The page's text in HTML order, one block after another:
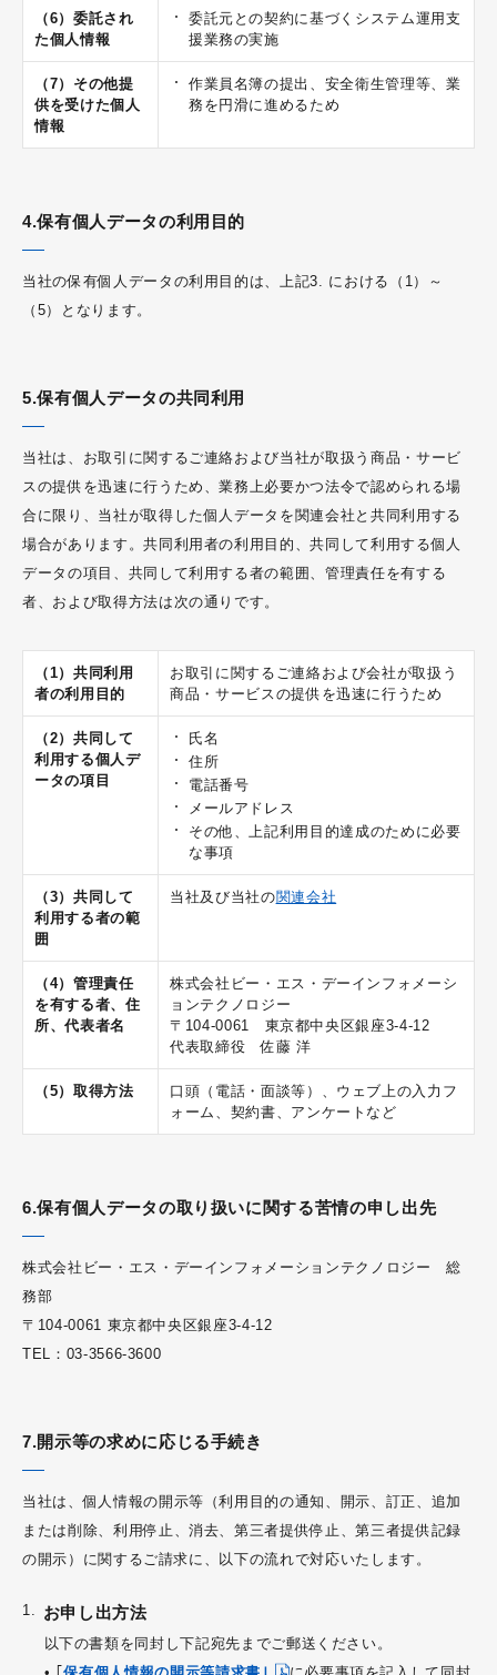
（6）委託され
た個人情報
委託元との契約に基づくシステム運用支
援業務の実施
（7）その他提
供を受けた個人
情報
作業員名簿の提出、安全衛生管理等、業
務を円滑に進めるため
4.保有個人データの利用目的
当社の保有個人データの利用目的は、上記3. における（1）～
（5）となります。
5.保有個人データの共同利用
当社は、お取引に関するご連絡および当社が取扱う商品・サービ
スの提供を迅速に行うため、業務上必要かつ法令で認められる場
合に限り、当社が取得した個人データを関連会社と共同利用する
場合があります。共同利用者の利用目的、共同して利用する個人
データの項目、共同して利用する者の範囲、管理責任を有する
者、および取得方法は次の通りです。
（1）共同利用
者の利用目的
お取引に関するご連絡および会社が取扱う
商品・サービスの提供を迅速に行うため
（2）共同して
利用する個人デ
ータの項目
氏名
住所
電話番号
メールアドレス
その他、上記利用目的達成のために必要
な事項
（3）共同して
利用する者の範
囲
当社及び当社の関連会社
（4）管理責任
を有する者、住
所、代表者名
株式会社ビー・エス・デーインフォメーシ
ョンテクノロジー
〒104-0061 東京都中央区銀座3-4-12
代表取締役 佐藤 洋
（5）取得方法
口頭（電話・面談等）、ウェブ上の入力フ
ォーム、契約書、アンケートなど
6.保有個人データの取り扱いに関する苦情の申し出先
株式会社ビー・エス・デーインフォメーションテクノロジー 総
務部
〒104-0061 東京都中央区銀座3-4-12
TEL：03-3566-3600
7.開示等の求めに応じる手続き
当社は、個人情報の開示等（利用目的の通知、開示、訂正、追加
または削除、利用停止、消去、第三者提供停止、第三者提供記録
の開示）に関するご請求に、以下の流れで対応いたします。
お申し出方法
以下の書類を同封し下記宛先までご郵送ください。